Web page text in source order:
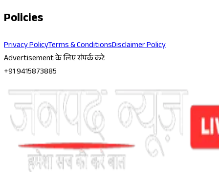
Policies
Privacy PolicyTerms & ConditionsDisclaimer Policy
Advertisement के लिए संपर्क करे:
+91 9415873885